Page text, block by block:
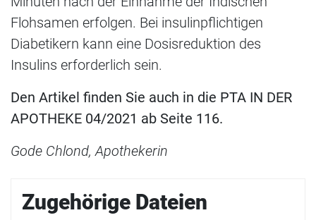
Flohsamen erfolgen. Bei insulinpflichtigen
Diabetikern kann eine Dosisreduktion des
Insulins erforderlich sein.
Den Artikel finden Sie auch in die PTA IN DER
APOTHEKE 04/2021 ab Seite 116.
Gode Chlond, Apothekerin
Zugehörige Dateien